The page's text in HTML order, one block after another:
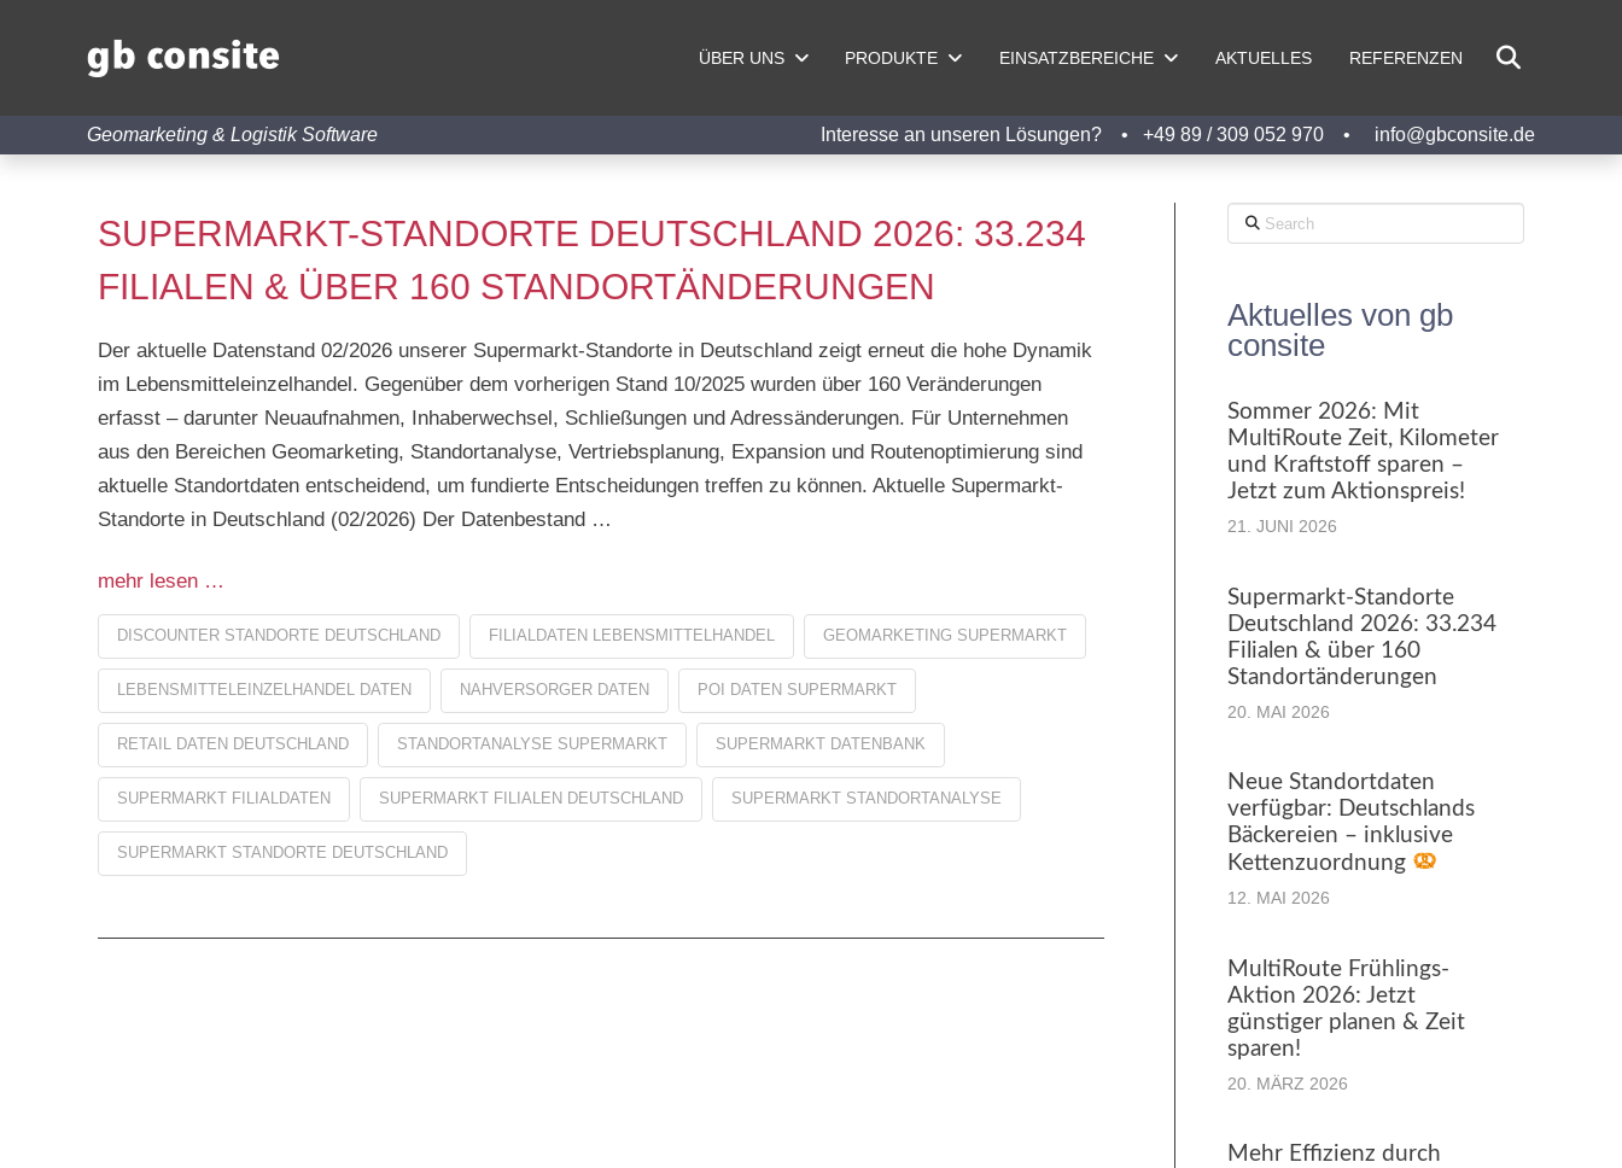
ÜBER UNS PRODUKTE EINSATZBEREICHE AKTUELLES REFERENZEN
Geomarketing & Logistik Software Interesse an unseren Lösungen? • +49 89 / 309 052 970 • info@gbconsite.de
SUPERMARKT-STANDORTE DEUTSCHLAND 2026: 33.234
FILIALEN & ÜBER 160 STANDORTÄNDERUNGEN
Der aktuelle Datenstand 02/2026 unserer Supermarkt-Standorte in Deutschland zeigt erneut die hohe Dynamik
im Lebensmitteleinzelhandel. Gegenüber dem vorherigen Stand 10/2025 wurden über 160 Veränderungen
erfasst – darunter Neuaufnahmen, Inhaberwechsel, Schließungen und Adressänderungen. Für Unternehmen
aus den Bereichen Geomarketing, Standortanalyse, Vertriebsplanung, Expansion und Routenoptimierung sind
aktuelle Standortdaten entscheidend, um fundierte Entscheidungen treffen zu können. Aktuelle Supermarkt-
Standorte in Deutschland (02/2026) Der Datenbestand …
mehr lesen …
DISCOUNTER STANDORTE DEUTSCHLAND FILIALDATEN LEBENSMITTELHANDEL GEOMARKETING SUPERMARKT
LEBENSMITTELEINZELHANDEL DATEN NAHVERSORGER DATEN POI DATEN SUPERMARKT
RETAIL DATEN DEUTSCHLAND STANDORTANALYSE SUPERMARKT SUPERMARKT DATENBANK
SUPERMARKT FILIALDATEN SUPERMARKT FILIALEN DEUTSCHLAND SUPERMARKT STANDORTANALYSE
SUPERMARKT STANDORTE DEUTSCHLAND
Search
Aktuelles von gb
consite
Sommer 2026: Mit
MultiRoute Zeit, Kilometer
und Kraftstoff sparen –
Jetzt zum Aktionspreis!
21. JUNI 2026
Supermarkt-Standorte
Deutschland 2026: 33.234
Filialen & über 160
Standortänderungen
20. MAI 2026
Neue Standortdaten
verfügbar: Deutschlands
Bäckereien – inklusive
Kettenzuordnung
12. MAI 2026
MultiRoute Frühlings-
Aktion 2026: Jetzt
günstiger planen & Zeit
sparen!
20. MÄRZ 2026
Mehr Effizienz durch